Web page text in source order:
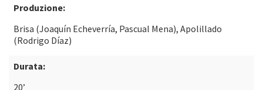
Produzione:
Brisa (Joaquín Echeverría, Pascual Mena), Apolillado
(Rodrigo Díaz)
Durata:
20’